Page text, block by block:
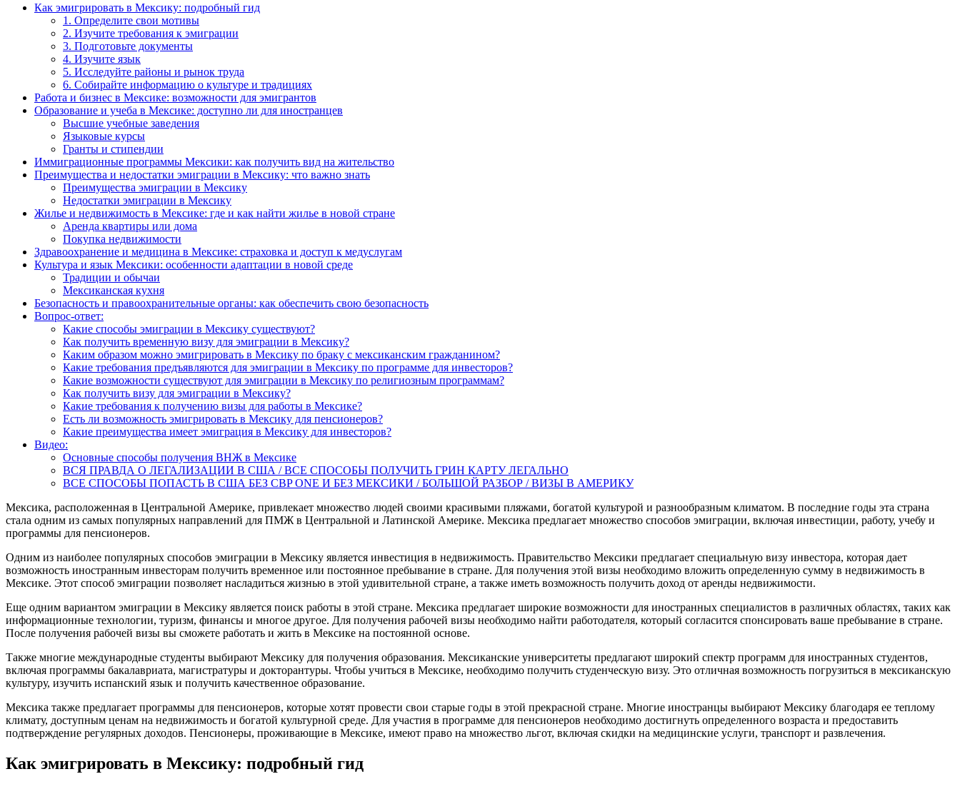
Как эмигрировать в Мексику: подробный гид
1. Определите свои мотивы
2. Изучите требования к эмиграции
3. Подготовьте документы
4. Изучите язык
5. Исследуйте районы и рынок труда
6. Собирайте информацию о культуре и традициях
Работа и бизнес в Мексике: возможности для эмигрантов
Образование и учеба в Мексике: доступно ли для иностранцев
Высшие учебные заведения
Языковые курсы
Гранты и стипендии
Иммиграционные программы Мексики: как получить вид на жительство
Преимущества и недостатки эмиграции в Мексику: что важно знать
Преимущества эмиграции в Мексику
Недостатки эмиграции в Мексику
Жилье и недвижимость в Мексике: где и как найти жилье в новой стране
Аренда квартиры или дома
Покупка недвижимости
Здравоохранение и медицина в Мексике: страховка и доступ к медуслугам
Культура и язык Мексики: особенности адаптации в новой среде
Традиции и обычаи
Мексиканская кухня
Безопасность и правоохранительные органы: как обеспечить свою безопасность
Вопрос-ответ:
Какие способы эмиграции в Мексику существуют?
Как получить временную визу для эмиграции в Мексику?
Каким образом можно эмигрировать в Мексику по браку с мексиканским гражданином?
Какие требования предъявляются для эмиграции в Мексику по программе для инвесторов?
Какие возможности существуют для эмиграции в Мексику по религиозным программам?
Как получить визу для эмиграции в Мексику?
Какие требования к получению визы для работы в Мексике?
Есть ли возможность эмигрировать в Мексику для пенсионеров?
Какие преимущества имеет эмиграция в Мексику для инвесторов?
Видео:
Основные способы получения ВНЖ в Мексике
ВСЯ ПРАВДА О ЛЕГАЛИЗАЦИИ В США / ВСЕ СПОСОБЫ ПОЛУЧИТЬ ГРИН КАРТУ ЛЕГАЛЬНО
ВСЕ СПОСОБЫ ПОПАСТЬ В США БЕЗ CBP ONE И БЕЗ МЕКСИКИ / БОЛЬШОЙ РАЗБОР / ВИЗЫ В АМЕРИКУ
Мексика, расположенная в Центральной Америке, привлекает множество людей своими красивыми пляжами, богатой культурой и разнообразным климатом. В последние годы эта страна
стала одним из самых популярных направлений для ПМЖ в Центральной и Латинской Америке. Мексика предлагает множество способов эмиграции, включая инвестиции, работу, учебу и
программы для пенсионеров.
Одним из наиболее популярных способов эмиграции в Мексику является инвестиция в недвижимость. Правительство Мексики предлагает специальную визу инвестора, которая дает
возможность иностранным инвесторам получить временное или постоянное пребывание в стране. Для получения этой визы необходимо вложить определенную сумму в недвижимость в
Мексике. Этот способ эмиграции позволяет насладиться жизнью в этой удивительной стране, а также иметь возможность получить доход от аренды недвижимости.
Еще одним вариантом эмиграции в Мексику является поиск работы в этой стране. Мексика предлагает широкие возможности для иностранных специалистов в различных областях, таких как
информационные технологии, туризм, финансы и многое другое. Для получения рабочей визы необходимо найти работодателя, который согласится спонсировать ваше пребывание в стране.
После получения рабочей визы вы сможете работать и жить в Мексике на постоянной основе.
Также многие международные студенты выбирают Мексику для получения образования. Мексиканские университеты предлагают широкий спектр программ для иностранных студентов,
включая программы бакалавриата, магистратуры и докторантуры. Чтобы учиться в Мексике, необходимо получить студенческую визу. Это отличная возможность погрузиться в мексиканскую
культуру, изучить испанский язык и получить качественное образование.
Мексика также предлагает программы для пенсионеров, которые хотят провести свои старые годы в этой прекрасной стране. Многие иностранцы выбирают Мексику благодаря ее теплому
климату, доступным ценам на недвижимость и богатой культурной среде. Для участия в программе для пенсионеров необходимо достигнуть определенного возраста и предоставить
подтверждение регулярных доходов. Пенсионеры, проживающие в Мексике, имеют право на множество льгот, включая скидки на медицинские услуги, транспорт и развлечения.
Как эмигрировать в Мексику: подробный гид